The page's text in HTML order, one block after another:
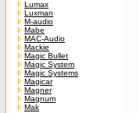
Lumax
Luxman
M-audio
Mabe
MAC-Audio
Mackie
Magic Bullet
Magic System
Magic Systems
Magicar
Magner
Magnum
Mak